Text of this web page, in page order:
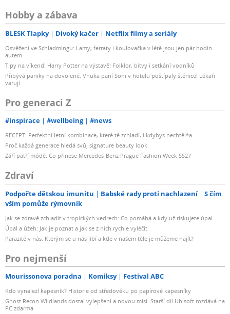
Hobby a zábava
BLESK Tlapky Divoký kačer Netflix filmy a seriály
Osvěžení ve Schladmingu: Lamy, ferraty i koulovačka v létě jsou jen pár hodin
autem
Tipy na víkend: Harry Potter na výstavě! Folklor, bitvy i setkání vodníků
Přibývá paniky na dovolené: Vnuka paní Soni v hotelu poštípaly štěnice! Lékaři
varují
Pro generaci Z
#inspirace #wellbeing #news
RECEPT: Perfektní letní kombinace, které tě zchladí, i kdybys nechtěl*a
Proč každá generace hledá svůj signature beauty look
Září patří módě: Co přinese Mercedes-Benz Prague Fashion Week SS27
Zdraví
Podpořte dětskou imunitu Babské rady proti nachlazení
S čím
vším pomůže rýmovník
Jak se zdravě zchladit v tropických vedrech: Co pomáhá a kdy už riskujete úpal
Úpal a úžeh: Jak je poznat a jak se z nich rychle vyléčit
Parazité v nás: Kterým se u nás líbí a kde v našem těle je můžeme najít?
Pro nejmenší
Mourissonova poradna Komiksy Festival ABC
Kdo vynalezl kapesník? Historie od středověku po papírové kapesníky
Ghost Recon Wildlands dostal vylepšení a novou misi. Starší díl Ubisoft rozdává na
PC zdarma